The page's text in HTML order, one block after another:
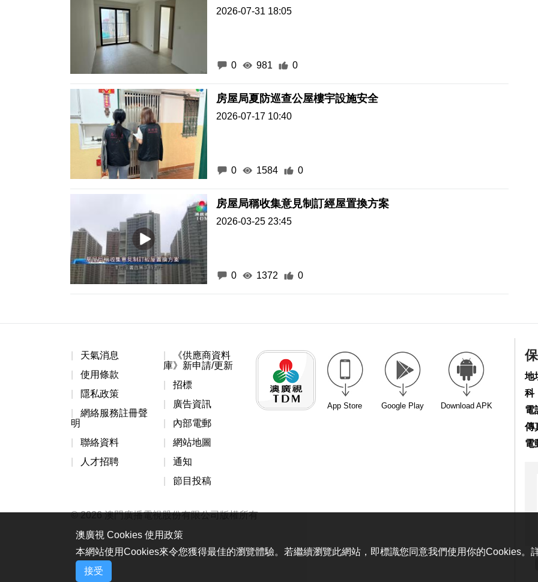
2026-07-31 18:05
0 981 0
房屋局夏防巡查公屋樓宇設施安全
2026-07-17 10:40
0 1584 0
房屋局稱收集意見制訂經屋置換方案
2026-03-25 23:45
0 1372 0
天氣消息
使用條款
隱私政策
網絡服務註冊聲
明
聯絡資料
人才招聘
《供應商資料
庫》新申請/更新
招標
廣告資訊
內部電郵
網站地圖
通知
節目投稿
App Store Google Play Download APK
© 2026 澳門廣播電視股份有限公司版權所有
地
科
電
傳
電
澳廣視 Cookies 使用政策
本網站使用Cookies來令您獲得最佳的瀏覽體驗。若繼續瀏覽此網站，即標識您同意我們使用你的Cookies。
接受